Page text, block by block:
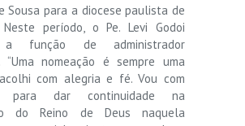
Sousa para a diocese paulista de
Neste período, o Pe. Levi Godoi
a função de administrador
“Uma nomeação é sempre uma
com alegria e fé. Vou com
para dar continuidade na
do Reino de Deus naquela